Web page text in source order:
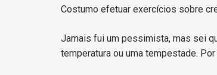
Costumo efetuar exercícios sobre
Jamais fui um pessimista, mas sei
temperatura ou uma tempestade.